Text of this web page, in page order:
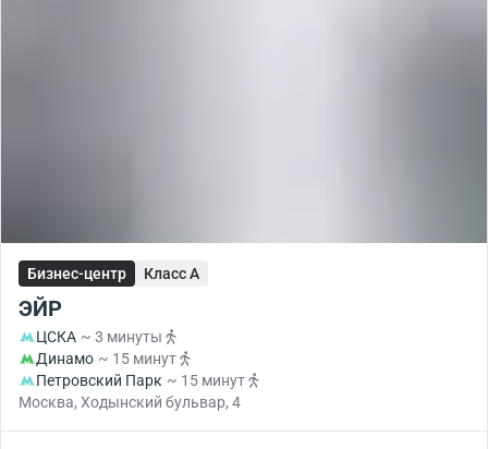
Бизнес-центр Класс A
ЭЙР
ЦСКА ~ 3 минуты
Динамо ~ 15 минут
Петровский Парк ~ 15 минут
Москва, Ходынский бульвар, 4